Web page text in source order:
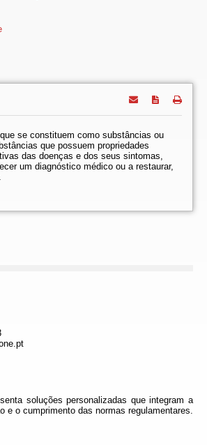
se constituem como substâncias ou
que possuem propriedades
das doenças e dos seus sintomas,
um diagnóstico médico ou a restaurar,
soluções personalizadas que integram a
e o cumprimento das normas regulamentares.